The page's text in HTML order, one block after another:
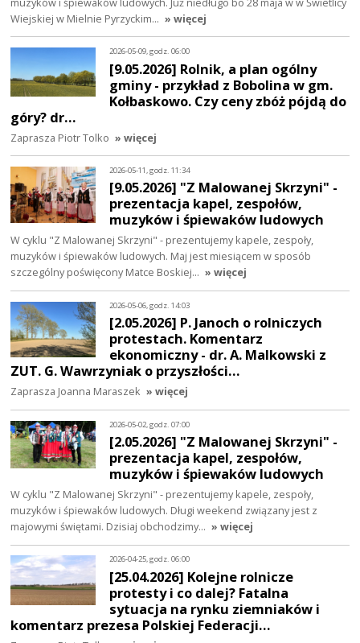
Wiejskiej w Mielnie Pyrzyckim… » więcej
2026-05-09, godz. 06:00
[9.05.2026] Rolnik, a plan ogólny
gminy - przykład z Bobolina w gm.
Kołbaskowo. Czy ceny zbóż pójdą do
góry? dr…
Zaprasza Piotr Tolko » więcej
2026-05-11, godz. 11:34
[9.05.2026] "Z Malowanej Skrzyni" -
prezentacja kapel, zespołów,
muzyków i śpiewaków ludowych
W cyklu "Z Malowanej Skrzyni" - prezentujemy kapele, zespoły,
muzyków i śpiewaków ludowych. Maj jest miesiącem w sposób
szczególny poświęcony Matce Boskiej… » więcej
2026-05-06, godz. 14:03
[2.05.2026] P. Janoch o rolniczych
protestach. Komentarz
ekonomiczny - dr. A. Malkowski z
ZUT. G. Wawrzyniak o przyszłości…
Zaprasza Joanna Maraszek » więcej
2026-05-02, godz. 07:00
[2.05.2026] "Z Malowanej Skrzyni" -
prezentacja kapel, zespołów,
muzyków i śpiewaków ludowych
W cyklu "Z Malowanej Skrzyni" - prezentujemy kapele, zespoły,
muzyków i śpiewaków ludowych. Długi weekend związany jest z
majowymi świętami. Dzisiaj obchodzimy… » więcej
2026-04-25, godz. 06:00
[25.04.2026] Kolejne rolnicze
protesty i co dalej? Fatalna
sytuacja na rynku ziemniaków i
komentarz prezesa Polskiej Federacji…